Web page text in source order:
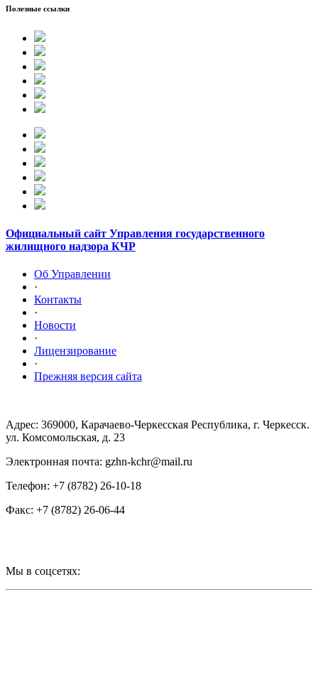
Полезные ссылки
Официальный сайт Управления государственного
жилищного надзора КЧР
Об Управлении
·
Контакты
·
Новости
·
Лицензирование
·
Прежняя версия сайта
Адрес: 369000, Карачаево-Черкесская Республика, г. Черкесск.
ул. Комсомольская, д. 23
Электронная почта: gzhn-kchr@mail.ru
Телефон: +7 (8782) 26-10-18
Факс: +7 (8782) 26-06-44
Мы в соцсетях: